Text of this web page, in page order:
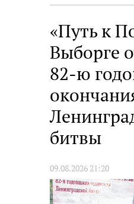
«Путь к
Выборге
82-ю
битвы
09.08.2026 21:20